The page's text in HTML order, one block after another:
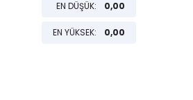
EN DÜŞÜK: 0,00
EN YÜKSEK: 0,00